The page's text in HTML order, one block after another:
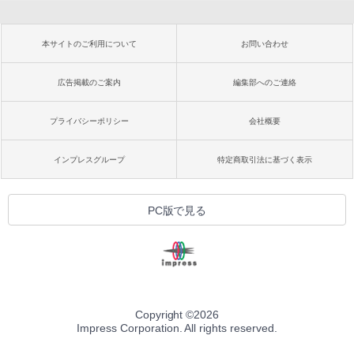
本サイトのご利用について お問い合わせ
広告掲載のご案内 編集部へのご連絡
プライバシーポリシー 会社概要
インプレスグループ 特定商取引法に基づく表示
PC版で見る
Copyright ©2026
Impress Corporation. All rights reserved.